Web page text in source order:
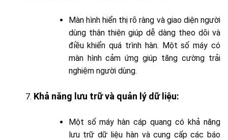
Màn hình hiển thị rõ ràng và giao diện người
dùng thân thiện giúp dễ dàng theo dõi và
điều khiển quá trình hàn. Một số máy có
màn hình cảm ứng giúp tăng cường trải
nghiệm người dùng.
Khả năng lưu trữ và quản lý dữ liệu:
Một số máy hàn cáp quang có khả năng
lưu trữ dữ liệu hàn và cung cấp các báo